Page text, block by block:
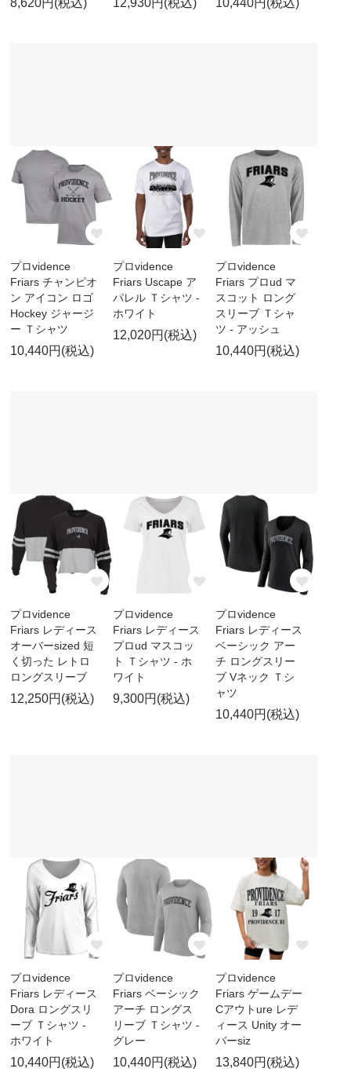
8,620円(税込) 12,930円(税込) 10,440円(税込)
プロvidence
Friars チャンピオ
ン アイコン ロゴ
Hockey ジャージ
ー Ｔシャツ
10,440円(税込)
プロvidence
Friars Uscape ア
パレル Ｔシャツ -
ホワイト
12,020円(税込)
プロvidence
Friars プロud マ
スコット ロング
スリーブ Ｔシャ
ツ - アッシュ
10,440円(税込)
プロvidence
Friars レディース
オーバーsized 短
く切った レトロ
ロングスリーブ
12,250円(税込)
プロvidence
Friars レディース
プロud マスコッ
ト Ｔシャツ - ホ
ワイト
9,300円(税込)
プロvidence
Friars レディース
ベーシック アー
チ ロングスリー
ブ Vネック Ｔシ
ャツ
10,440円(税込)
プロvidence
Friars レディース
Dora ロングスリ
ーブ Ｔシャツ -
ホワイト
10,440円(税込)
プロvidence
Friars ベーシック
アーチ ロングス
リーブ Ｔシャツ -
グレー
10,440円(税込)
プロvidence
Friars ゲームデー
Cアウトure レデ
ィース Unity オー
バーsiz
13,840円(税込)